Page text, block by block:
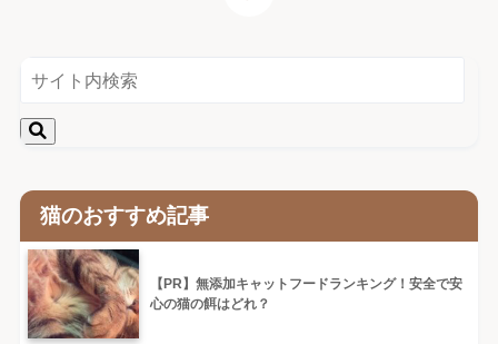
猫のおすすめ記事
【PR】無添加キャットフードランキング！安全で安
心の猫の餌はどれ？